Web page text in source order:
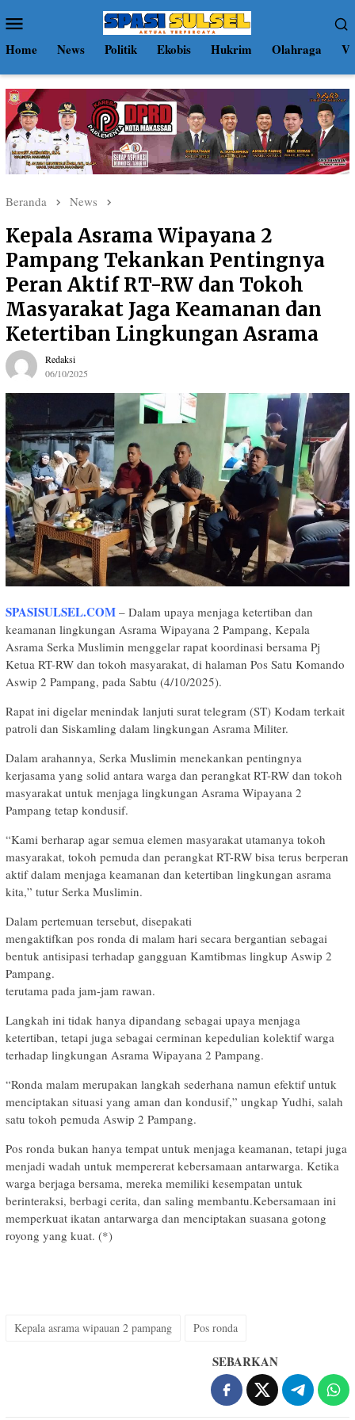
ke
kontenMobile
Home News Politik Ekobis Hukrim Olahraga
Beranda News
Kepala Asrama Wipayana 2
Pampang Tekankan Pentingnya
Peran Aktif RT-RW dan Tokoh
Masyarakat Jaga Keamanan dan
Ketertiban Lingkungan Asrama
Redaksi
06/10/2025
SPASISULSEL.COM – Dalam upaya menjaga ketertiban dan
keamanan lingkungan Asrama Wipayana 2 Pampang, Kepala
Asrama Serka Muslimin menggelar rapat koordinasi bersama Pj
Ketua RT-RW dan tokoh masyarakat, di halaman Pos Satu Komando
Aswip 2 Pampang, pada Sabtu (4/10/2025).
Rapat ini digelar menindak lanjuti surat telegram (ST) Kodam terkait
patroli dan Siskamling dalam lingkungan Asrama Militer.
Dalam arahannya, Serka Muslimin menekankan pentingnya
kerjasama yang solid antara warga dan perangkat RT-RW dan tokoh
masyarakat untuk menjaga lingkungan Asrama Wipayana 2
Pampang tetap kondusif.
“Kami berharap agar semua elemen masyarakat utamanya tokoh
masyarakat, tokoh pemuda dan perangkat RT-RW bisa terus berperan
aktif dalam menjaga keamanan dan ketertiban lingkungan asrama
kita,” tutur Serka Muslimin.
Dalam pertemuan tersebut, disepakati
mengaktifkan pos ronda di malam hari secara bergantian sebagai
bentuk antisipasi terhadap gangguan Kamtibmas lingkup Aswip 2
Pampang.
terutama pada jam-jam rawan.
Langkah ini tidak hanya dipandang sebagai upaya menjaga
ketertiban, tetapi juga sebagai cerminan kepedulian kolektif warga
terhadap lingkungan Asrama Wipayana 2 Pampang.
“Ronda malam merupakan langkah sederhana namun efektif untuk
menciptakan situasi yang aman dan kondusif,” ungkap Yudhi, salah
satu tokoh pemuda Aswip 2 Pampang.
Pos ronda bukan hanya tempat untuk menjaga keamanan, tetapi juga
menjadi wadah untuk mempererat kebersamaan antarwarga. Ketika
warga berjaga bersama, mereka memiliki kesempatan untuk
berinteraksi, berbagi cerita, dan saling membantu.Kebersamaan ini
memperkuat ikatan antarwarga dan menciptakan suasana gotong
royong yang kuat. (*)
Kepala asrama wipauan 2 pampang Pos ronda
SEBARKAN